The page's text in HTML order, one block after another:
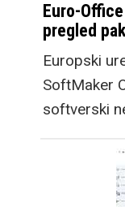
Euro-
pregled
Europski
SoftMaker
softverski